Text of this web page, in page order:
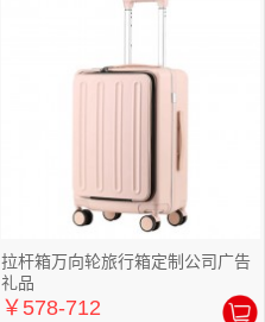
拉杆箱万向轮旅行箱定制公司广告
礼品
￥578-712